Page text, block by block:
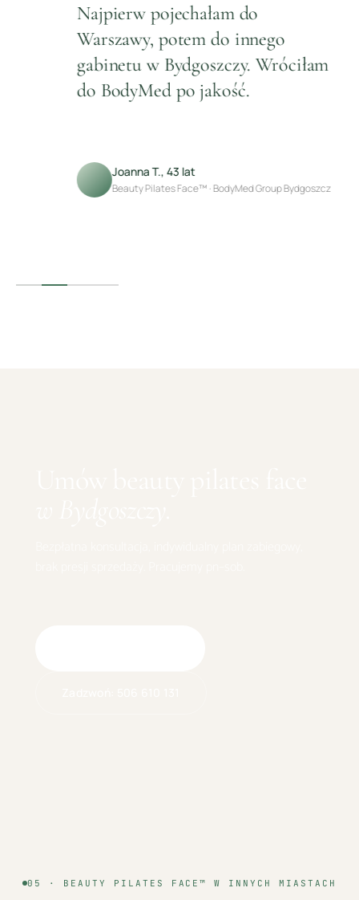
Najpierw pojechałam do
Warszawy, potem do innego
gabinetu w Bydgoszczy. Wróciłam
do BodyMed po jakość.
Joanna T., 43 lat
Beauty Pilates Face™ · BodyMed Group Bydgoszcz
05 · BEAUTY PILATES FACE™ W INNYCH MIASTACH